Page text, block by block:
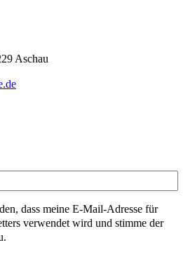
Aschau
dass meine E-Mail-Adresse für
verwendet wird und stimme der